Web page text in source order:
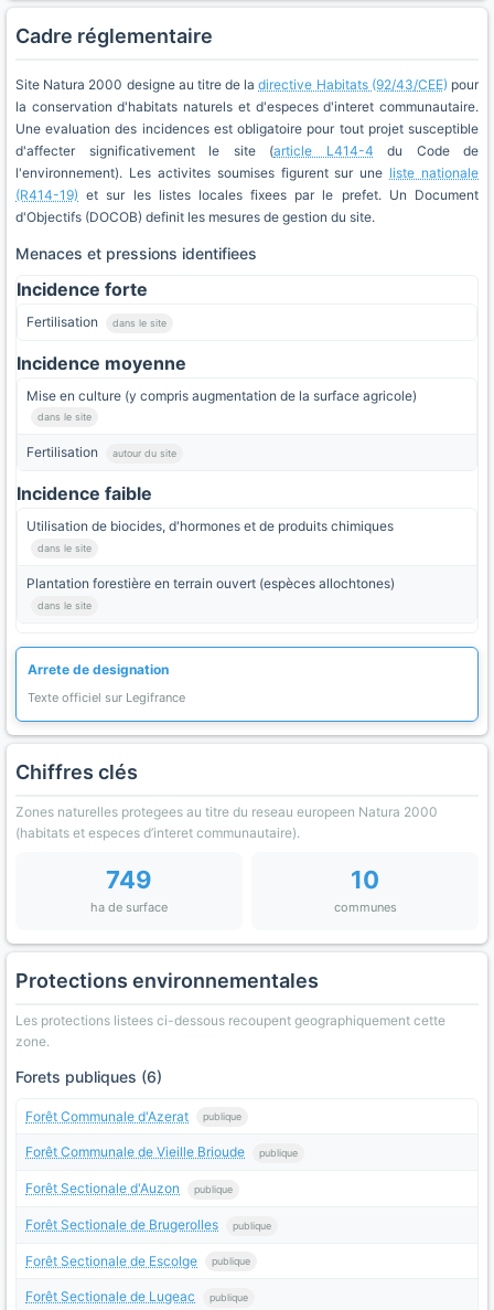
Cadre réglementaire
Site Natura 2000 designe au titre de ladirective Habitats (92/43/CEE) pour
la conservation d'habitats naturels et d'especes d'interet communautaire.
Une evaluation des incidences est obligatoire pour tout projet susceptible
d'affecter significativement le site (article L414-4 du Code de
l'environnement). Les activites soumises figurent sur une liste nationale
(R414-19) et sur les listes locales fixees par le prefet. Un Document
d'Objectifs (DOCOB) definit les mesures de gestion du site.
Menaces et pressions identifiees
Incidence forte
Fertilisation dans le site
Incidence moyenne
Mise en culture (y compris augmentation de la surface agricole)
dans le site
Fertilisation autour du site
Incidence faible
Utilisation de biocides, d'hormones et de produits chimiques
dans le site
Plantation forestière en terrain ouvert (espèces allochtones)
dans le site
Arrete de designation
Texte officiel sur Legifrance
Chiffres clés
Zones naturelles protegees au titre du reseau europeen Natura 2000
(habitats et especes d’interet communautaire).
749
ha de surface
10
communes
Protections environnementales
Les protections listees ci-dessous recoupent geographiquement cette
zone.
Forets publiques (6)
Forêt Communale d'Azerat publique
Forêt Communale de Vieille Brioude publique
Forêt Sectionale d'Auzon publique
Forêt Sectionale de Brugerolles publique
Forêt Sectionale de Escolge publique
Forêt Sectionale de Lugeac publique